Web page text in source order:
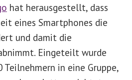
hat herausgestellt, dass
eines Smartphones die
und damit die
Eingeteilt wurde
Teilnehmern in eine Gruppe,